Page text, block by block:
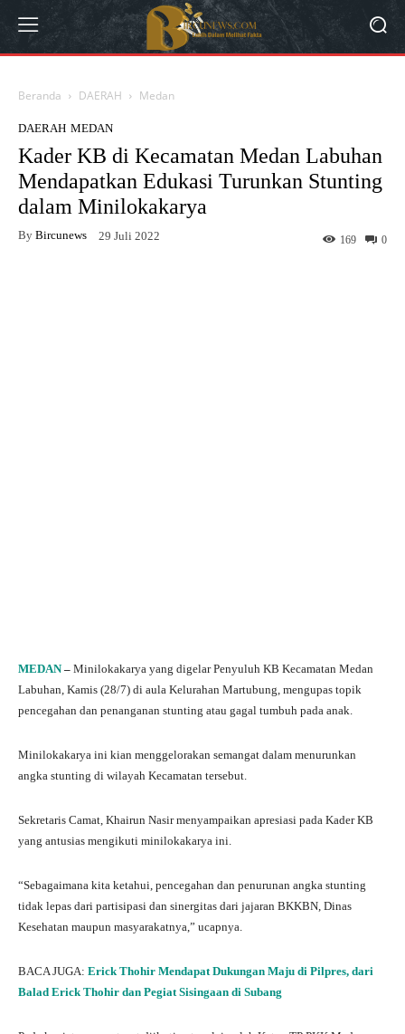
Beranda DAERAH Medan
DAERAH MEDAN
Kader KB di Kecamatan Medan Labuhan
Mendapatkan Edukasi Turunkan Stunting
dalam Minilokakarya
By Bircunews 29 Juli 2022 0
169
MEDAN– Minilokakarya yang digelar Penyuluh KB Kecamatan Medan
Labuhan, Kamis (28/7) di aula Kelurahan Martubung, mengupas topik
pencegahan dan penanganan stunting atau gagal tumbuh pada anak.
Minilokakarya ini kian menggelorakan semangat dalam menurunkan
angka stunting di wilayah Kecamatan tersebut.
Sekretaris Camat, Khairun Nasir menyampaikan apresiasi pada Kader KB
yang antusias mengikuti minilokakarya ini.
“Sebagaimana kita ketahui, pencegahan dan penurunan angka stunting
tidak lepas dari partisipasi dan sinergitas dari jajaran BKKBN, Dinas
Kesehatan maupun masyarakatnya,” ucapnya.
BACA JUGA: Erick Thohir Mendapat Dukungan Maju di Pilpres, dari
Balad Erick Thohir dan Pegiat Sisingaan di Subang